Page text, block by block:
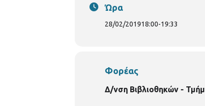
Ώρα
28/02/201918:00-19:33
Φορέας
Δ/νση Βιβλιοθηκών -